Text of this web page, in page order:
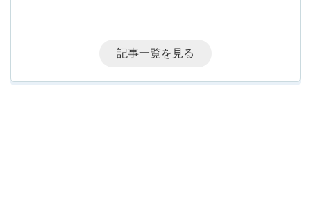
記事一覧を見る